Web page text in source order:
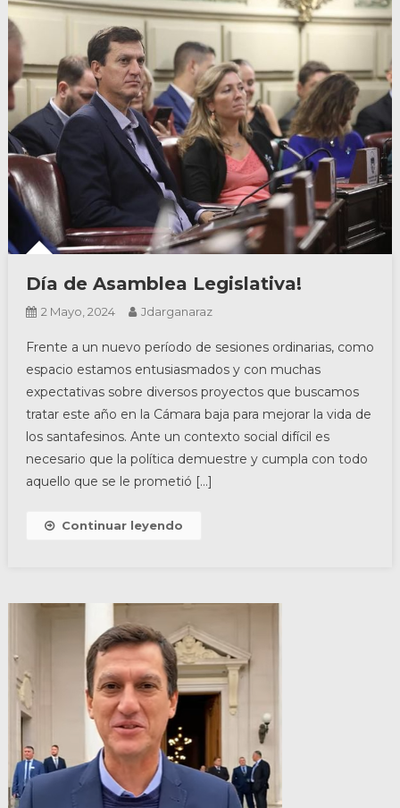
Día de Asamblea Legislativa!
2 Mayo, 2024 Jdarganaraz
Frente a un nuevo período de sesiones ordinarias, como
espacio estamos entusiasmados y con muchas
expectativas sobre diversos proyectos que buscamos
tratar este año en la Cámara baja para mejorar la vida de
los santafesinos. Ante un contexto social difícil es
necesario que la política demuestre y cumpla con todo
aquello que se le prometió […]
Continuar leyendo